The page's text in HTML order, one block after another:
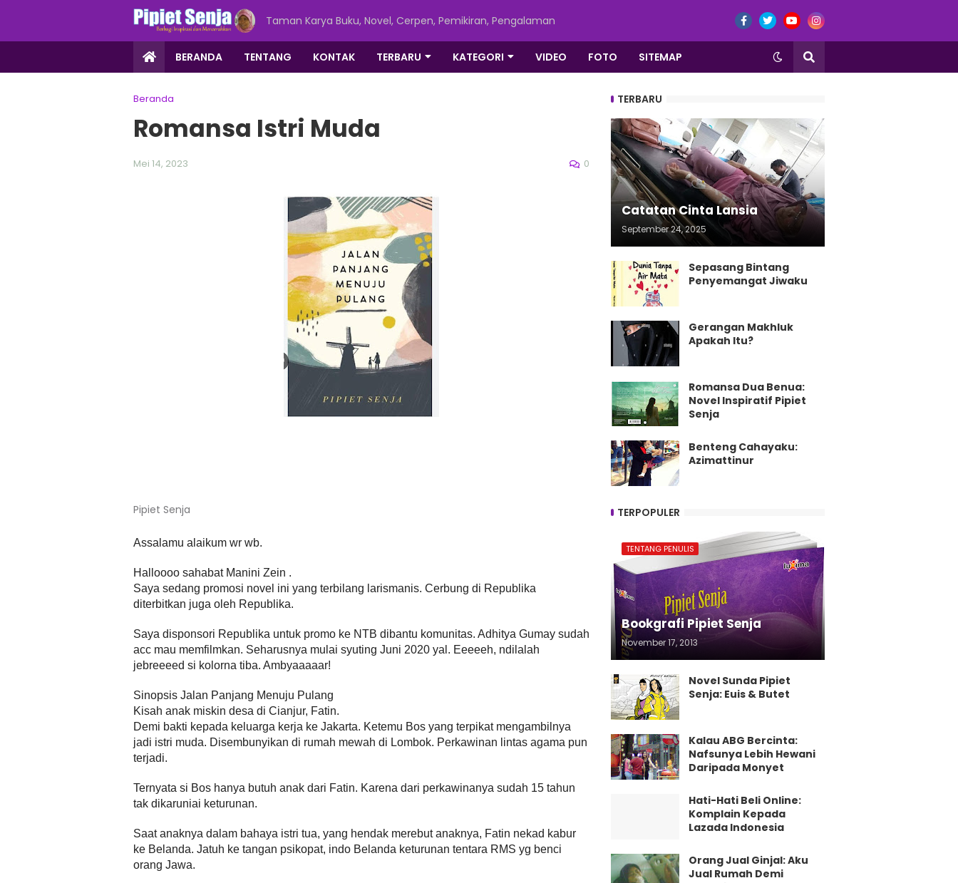
Taman Karya Buku, Novel, Cerpen, Pemikiran, Pengalaman
BERANDA TENTANG KONTAK TERBARU KATEGORI VIDEO FOTO SITEMAP
Beranda
Romansa Istri Muda
Mei 14, 2023 0
Pipiet Senja
Assalamu alaikum wr wb.
Halloooo sahabat Manini Zein .
Saya sedang promosi novel ini yang terbilang larismanis. Cerbung di Republika
diterbitkan juga oleh Republika.
Saya disponsori Republika untuk promo ke NTB dibantu komunitas. Adhitya Gumay sudah
acc mau memfilmkan. Seharusnya mulai syuting Juni 2020 yal. Eeeeeh, ndilalah
jebreeeed si kolorna tiba. Ambyaaaaar!
Sinopsis Jalan Panjang Menuju Pulang
Kisah anak miskin desa di Cianjur, Fatin.
Demi bakti kepada keluarga kerja ke Jakarta. Ketemu Bos yang terpikat mengambilnya
jadi istri muda. Disembunyikan di rumah mewah di Lombok. Perkawinan lintas agama pun
terjadi.
Ternyata si Bos hanya butuh anak dari Fatin. Karena dari perkawinanya sudah 15 tahun
tak dikaruniai keturunan.
Saat anaknya dalam bahaya istri tua, yang hendak merebut anaknya, Fatin nekad kabur
ke Belanda. Jatuh ke tangan psikopat, indo Belanda keturunan tentara RMS yg benci
orang Jawa.
TERBARU
Catatan Cinta Lansia
September 24, 2025
Sepasang Bintang
Penyemangat Jiwaku
Gerangan Makhluk
Apakah Itu?
Romansa Dua Benua:
Novel Inspiratif Pipiet
Senja
Benteng Cahayaku:
Azimattinur
TERPOPULER
TENTANG PENULIS
Bookgrafi Pipiet Senja
November 17, 2013
Novel Sunda Pipiet
Senja: Euis & Butet
Kalau ABG Bercinta:
Nafsunya Lebih Hewani
Daripada Monyet
Hati-Hati Beli Online:
Komplain Kepada
Lazada Indonesia
Orang Jual Ginjal: Aku
Jual Rumah Demi